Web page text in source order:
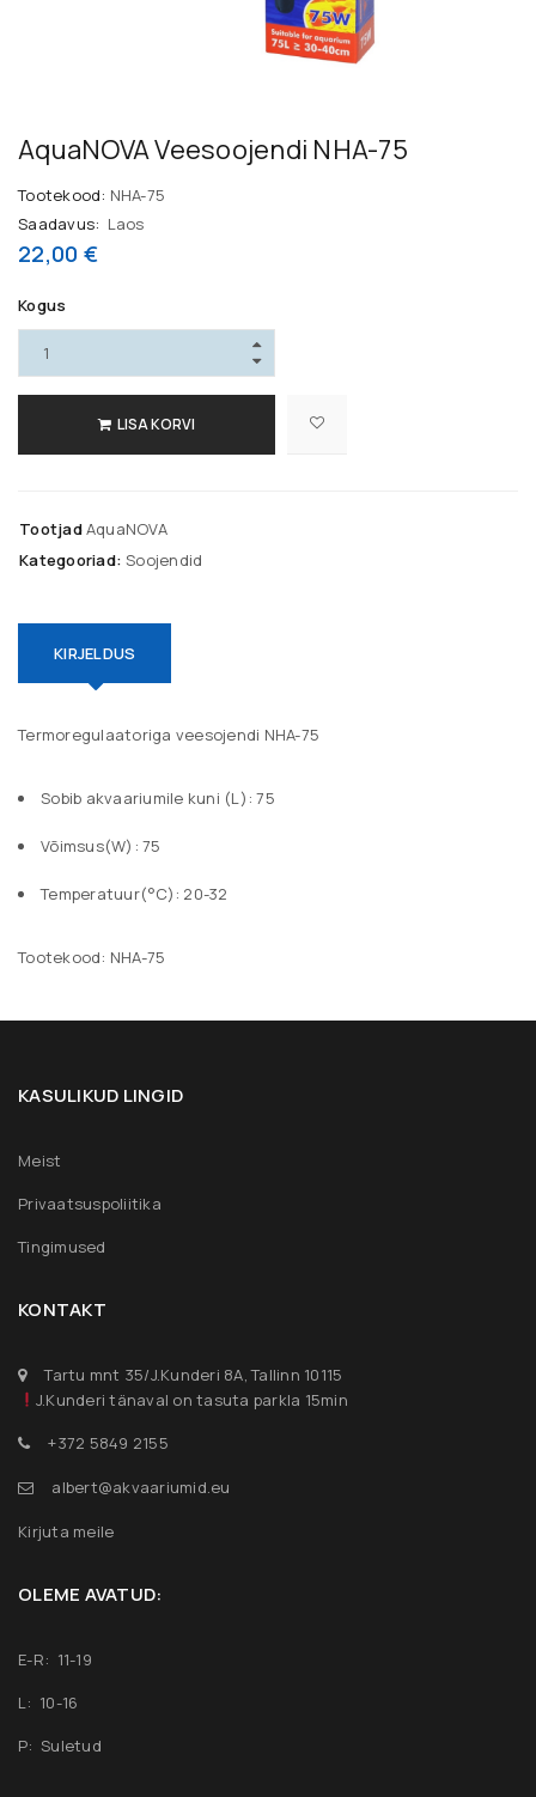
LOGI SISSE
Jäta mind meelde
LOGI SISSE
KAOTASID PAROOLI?
REGISTREERU
E-posti aadress
Teie isikuandmeid kasutatakse sellel veebisaidil teie
kasutuskogemuse toetamiseks, teie kontole
AquaNOVA Veesoojendi NHA-75
Tootekood: NHA-75
Saadavus: Laos
22,00 €
Kogus
LISA KORVI
TootjadAquaNOVA
Kategooriad: Soojendid
KIRJELDUS
Termoregulaatoriga veesojendi NHA-75
Sobib akvaariumile kuni (L): 75
Võimsus(W): 75
Temperatuur(°C): 20-32
Tootekood: NHA-75
KASULIKUD LINGID
Meist
Privaatsuspoliitika
Tingimused
KONTAKT
Tartu mnt 35/J.Kunderi 8A, Tallinn 10115
J.Kunderi tänaval on tasuta parkla 15min
+372 5849 2155
albert@akvaariumid.eu
Kirjuta meile
OLEME AVATUD:
E-R: 11-19
L: 10-16
P: Suletud